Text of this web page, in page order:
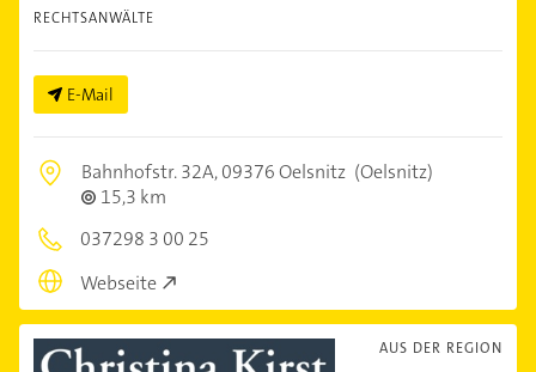
RECHTSANWÄLTE
E-Mail
Bahnhofstr. 32A,09376 Oelsnitz (Oelsnitz)
15,3 km
037298 3 00 25
Webseite
AUS DER REGION